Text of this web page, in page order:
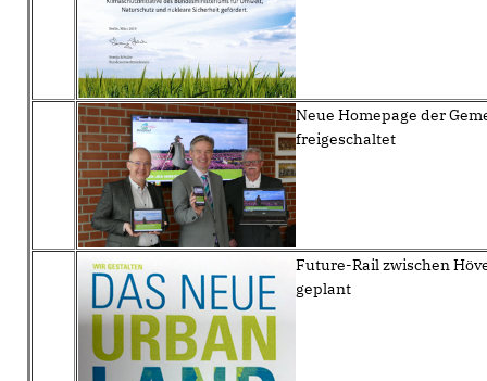
Neue Homepage der
freigeschaltet
Future-Rail zwischen
geplant